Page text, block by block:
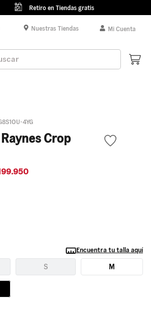
Retiro en Tiendas gratis
Nuestras Tiendas Mi Cuenta
4YG
Crop
.950
Encuentra tu talla aquí
S M